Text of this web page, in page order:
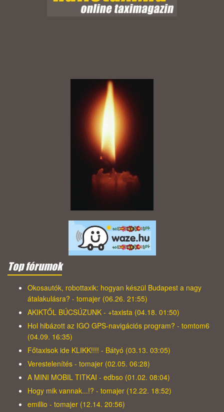
Top fórumok
Okosautók, robottaxik: hogyan készül Budapest a nagy
átalakulásra? - tomajer (06.26. 21:55)
AKIKTŐL BÚCSÚZUNK - +taxista (04.18. 01:50)
Hol hibázott az IGO GPS-navigációs program? - tomtom6
(04.09. 16:35)
Főtaxisok ide KLIKK!!!! - Bátyó (03.13. 03:05)
Verestelenítés - tomajer (02.05. 06:28)
A MINI MOBIL TITKAI - edbso (01.02. 08:04)
Hogy mik vannak...!? - tomajer (12.22. 18:52)
emillio - tomajer (12.14. 20:56)